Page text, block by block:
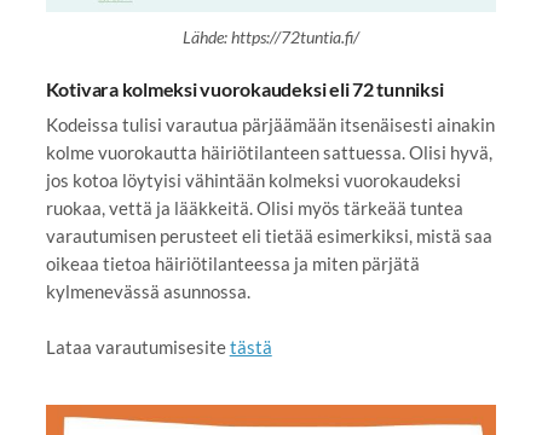
Lähde: https://72tuntia.fi/
Kotivara kolmeksi vuorokaudeksi eli 72 tunniksi
Kodeissa tulisi varautua pärjäämään itsenäisesti ainakin
kolme vuorokautta häiriötilanteen sattuessa. Olisi hyvä,
jos kotoa löytyisi vähintään kolmeksi vuorokaudeksi
ruokaa, vettä ja lääkkeitä. Olisi myös tärkeää tuntea
varautumisen perusteet eli tietää esimerkiksi, mistä saa
oikeaa tietoa häiriötilanteessa ja miten pärjätä
kylmenevässä asunnossa.
Lataa varautumisesitetästä